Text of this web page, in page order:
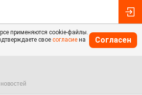
применяются cookie-файлы.
свое согласие на
Согласен